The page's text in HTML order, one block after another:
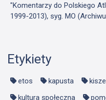
"Komentarzy do Polskiego
1999-2013), syg. MO
Etykiety
etos kapusta
kultura społeczna